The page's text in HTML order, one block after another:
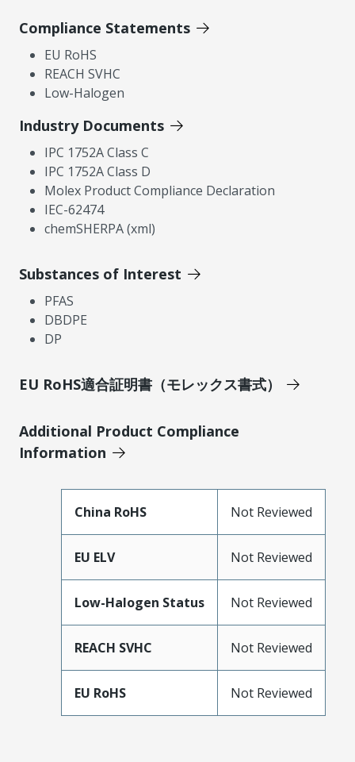
Compliance Statements
EU RoHS
REACH SVHC
Low-Halogen
Industry Documents
IPC 1752A Class C
IPC 1752A Class D
Molex Product Compliance Declaration
IEC-62474
chemSHERPA (xml)
Substances of Interest
PFAS
DBDPE
DP
EU RoHS適合証明書（モレックス書式）
Additional Product Compliance
Information
China RoHS Not Reviewed
EU ELV Not Reviewed
Low-Halogen Status Not Reviewed
REACH SVHC Not Reviewed
EU RoHS Not Reviewed